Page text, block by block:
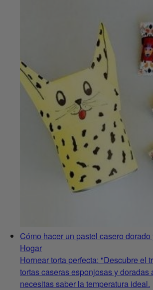
Cómo hacer un pastel casero
Hogar
Hornear torta perfecta: "Descubre el
tortas caseras esponjosas y doradas
necesitas saber la temperatura ideal.